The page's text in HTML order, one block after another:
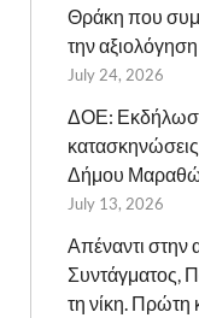
Θράκη που
την αξιολόγηση
July 24, 2026
ΔΟΕ: Εκδήλωση
Δήμου
July 13, 2026
Απέναντι στην
Συντάγματος,
τη νίκη. Πρώτη